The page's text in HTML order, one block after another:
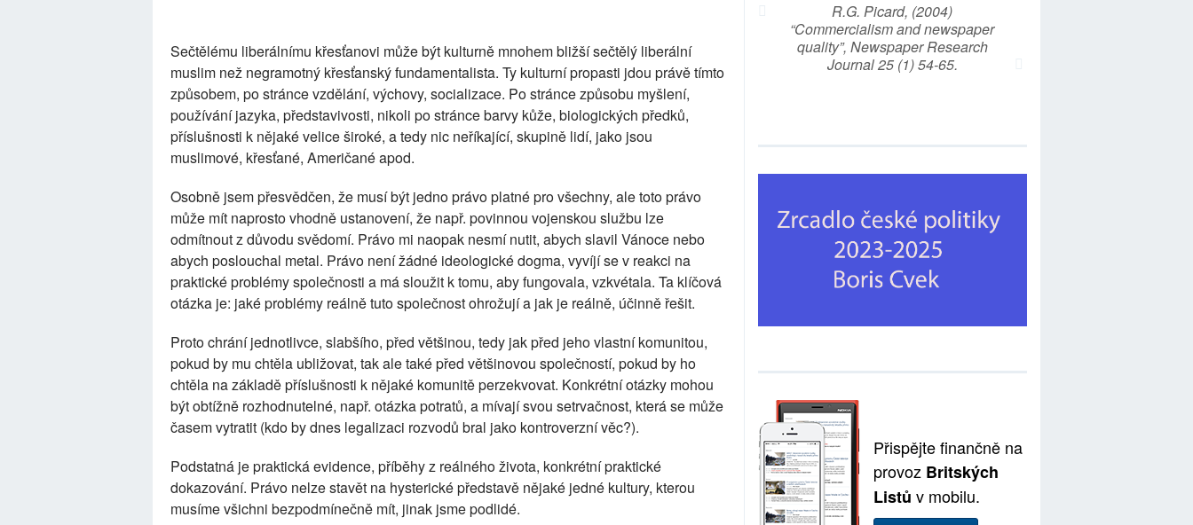
Sečtělému liberálnímu křesťanovi může být kulturně mnohem bližší sečtělý liberální
muslim než negramotný křesťanský fundamentalista. Ty kulturní propasti jdou právě tímto
způsobem, po stránce vzdělání, výchovy, socializace. Po stránce způsobu myšlení,
používání jazyka, představivosti, nikoli po stránce barvy kůže, biologických předků,
příslušnosti k nějaké velice široké, a tedy nic neříkající, skupině lidí, jako jsou
muslimové, křesťané, Američané apod.
Osobně jsem přesvědčen, že musí být jedno právo platné pro všechny, ale toto právo
může mít naprosto vhodně ustanovení, že např. povinnou vojenskou službu lze
odmítnout z důvodu svědomí. Právo mi naopak nesmí nutit, abych slavil Vánoce nebo
abych poslouchal metal. Právo není žádné ideologické dogma, vyvíjí se v reakci na
praktické problémy společnosti a má sloužit k tomu, aby fungovala, vzkvétala. Ta klíčová
otázka je: jaké problémy reálně tuto společnost ohrožují a jak je reálně, účinně řešit.
Proto chrání jednotlivce, slabšího, před většinou, tedy jak před jeho vlastní komunitou,
pokud by mu chtěla ubližovat, tak ale také před většinovou společností, pokud by ho
chtěla na základě příslušnosti k nějaké komunitě perzekvovat. Konkrétní otázky mohou
být obtížně rozhodnutelné, např. otázka potratů, a mívají svou setrvačnost, která se může
časem vytratit (kdo by dnes legalizaci rozvodů bral jako kontroverzní věc?).
Podstatná je praktická evidence, příběhy z reálného života, konkrétní praktické
dokazování. Právo nelze stavět na hysterické představě nějaké jedné kultury, kterou
musíme všichni bezpodmínečně mít, jinak jsme podlidé.
R.G. Picard, (2004)
“Commercialism and newspaper
quality”, Newspaper Research
Journal 25 (1) 54-65.
Přispějte finančně na
provoz Britských
Listů v mobilu.